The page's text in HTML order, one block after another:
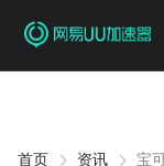
首页 资讯
宝